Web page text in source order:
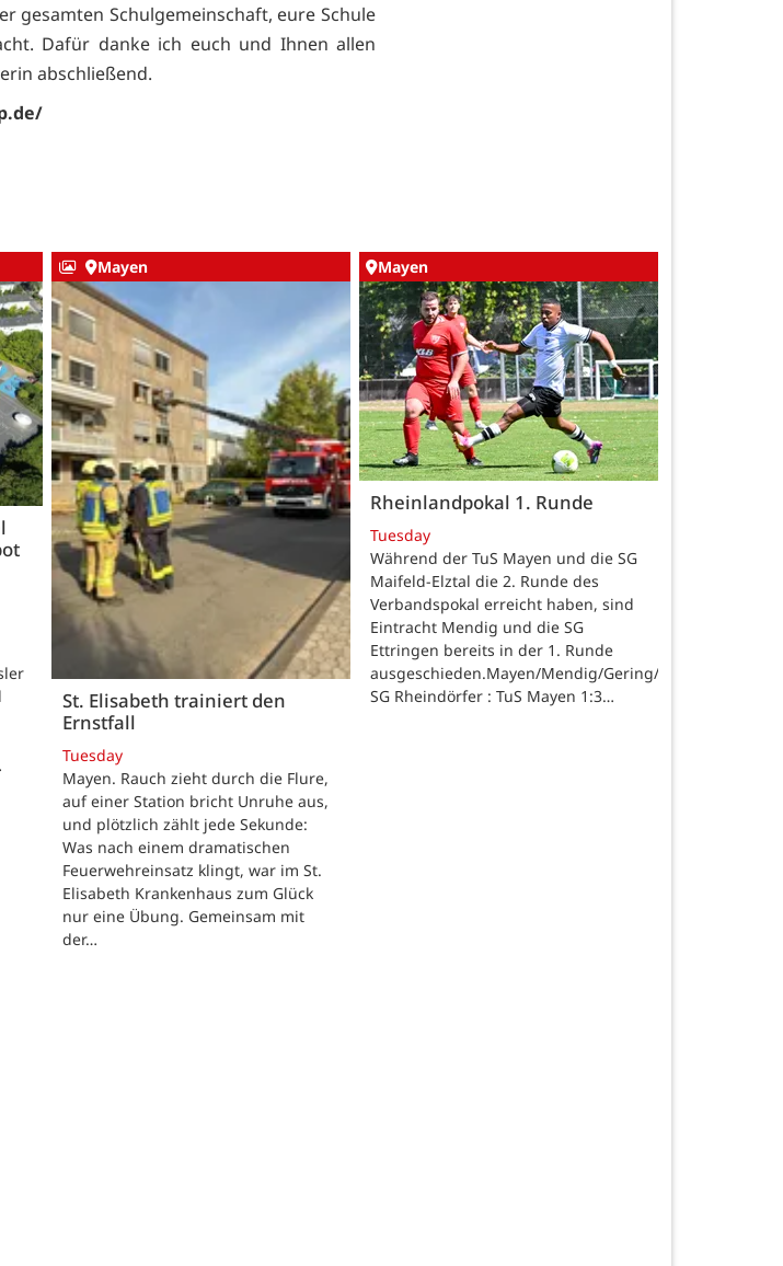
gesamten Schulgemeinschaft, eure Schule
Dafür danke ich euch und Ihnen allen
abschließend.
Mayen
St. Elisabeth trainiert den
Ernstfall
Tuesday
Mayen. Rauch zieht durch die Flure,
auf einer Station bricht Unruhe aus,
und plötzlich zählt jede Sekunde:
Was nach einem dramatischen
Feuerwehreinsatz klingt, war im St.
Elisabeth Krankenhaus zum Glück
nur eine Übung. Gemeinsam mit
der…
Mayen
Rheinlandpokal 1. Runde
Tuesday
Während der TuS Mayen und die SG
Maifeld-Elztal die 2. Runde des
Verbandspokal erreicht haben, sind
Eintracht Mendig und die SG
Ettringen bereits in der 1. Runde
ausgeschieden.Mayen/Mendig/Gering/Ettringen.
SG Rheindörfer : TuS Mayen 1:3…